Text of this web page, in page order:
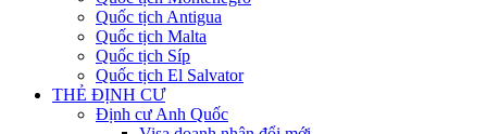
Quốc tịch Antigua
Quốc tịch Malta
Quốc tịch Síp
Quốc tịch El Salvator
THẺ ĐỊNH CƯ
Định cư Anh Quốc